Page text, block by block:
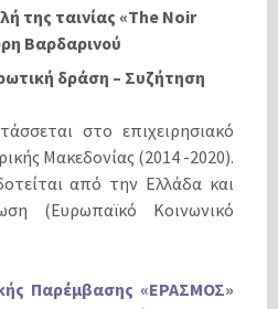
της ταινίας «The Noir
Βαρδαρινού
δράση – Συζήτηση
στο επιχειρησιακό
Μακεδονίας (2014 -2020).
από την Ελλάδα και
(Ευρωπαϊκό Κοινωνικό
Παρέμβασης «ΕΡΑΣΜΟΣ»